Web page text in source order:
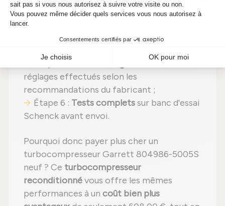
Étape 3 :Contrôle rigoureuxde tous les
composants ;
Étape 4 :Remplacement des pièces
avec des
réglages effectués selon les
recommandations du fabricant ;
Étape 6 : Tests completssur banc d'essai
Schenck avant envoi.
Pourquoi donc payer plus cher un
turbocompresseur Garrett 804986-5005S
neuf ? Ce turbocompresseur
reconditionnévous offre les mêmes
performances à un coût bien plus